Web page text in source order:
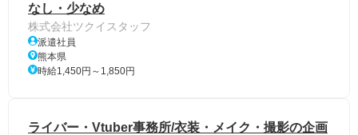
なし・少なめ
株式会社ツクイスタッフ
派遣社員
熊本県
時給1,450円～1,850円
ライバー・Vtuber事務所/衣装・メイク・撮影の企画